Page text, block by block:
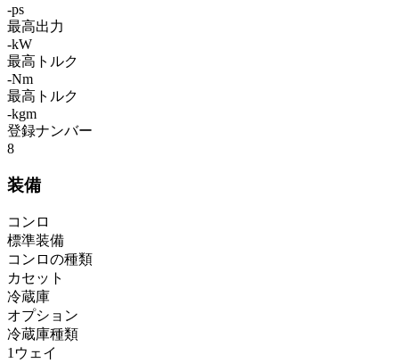
-ps
最高出力
-kW
最高トルク
-Nm
最高トルク
-kgm
登録ナンバー
8
装備
コンロ
標準装備
コンロの種類
カセット
冷蔵庫
オプション
冷蔵庫種類
1ウェイ